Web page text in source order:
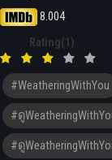
8.004
Rating(1)
#WeatheringWithYou
#ดู
#ดู